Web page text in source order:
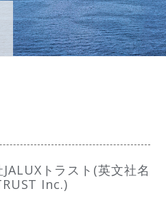
トラスト(英文社名
Inc.)